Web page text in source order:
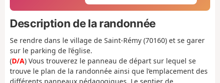
Description de la randonnée
Se rendre dans le village de Saint-Rémy (70160) et se garer
sur le parking de l’église.
(D/A) Vous trouverez le panneau de départ sur lequel se
trouve le plan de la randonnée ainsi que l’emplacement des